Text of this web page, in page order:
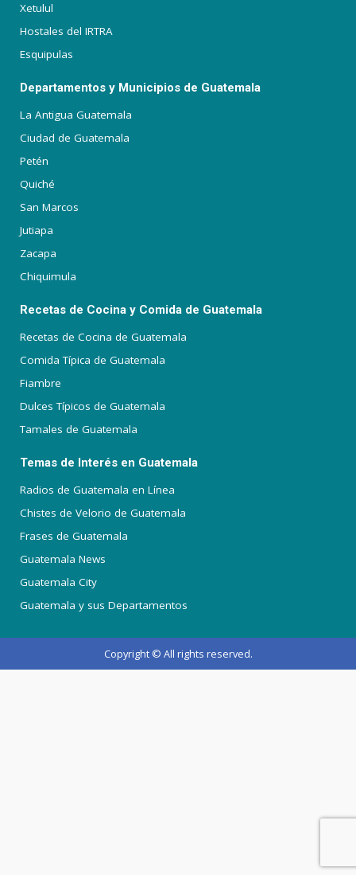
Xetulul
Hostales del IRTRA
Esquipulas
Departamentos y Municipios de Guatemala
La Antigua Guatemala
Ciudad de Guatemala
Petén
Quiché
San Marcos
Jutiapa
Zacapa
Chiquimula
Recetas de Cocina y Comida de Guatemala
Recetas de Cocina de Guatemala
Comida Típica de Guatemala
Fiambre
Dulces Típicos de Guatemala
Tamales de Guatemala
Temas de Interés en Guatemala
Radios de Guatemala en Línea
Chistes de Velorio de Guatemala
Frases de Guatemala
Guatemala News
Guatemala City
Guatemala y sus Departamentos
Copyright © All rights reserved.